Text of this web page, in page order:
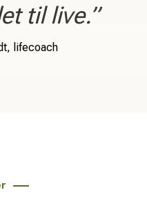
til live.”
lifecoach